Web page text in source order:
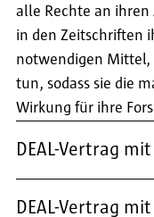
alle Rechte an
in den Zeitschriften
notwendigen Mittel,
tun, sodass sie die
Wirkung für ihre
DEAL-Vertrag
DEAL-Vertrag